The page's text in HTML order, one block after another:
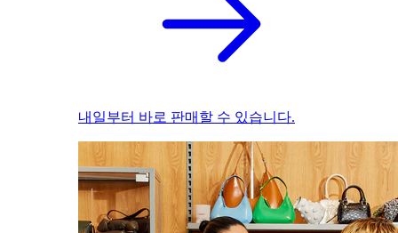
내일부터 바로 판매할 수 있습니다.